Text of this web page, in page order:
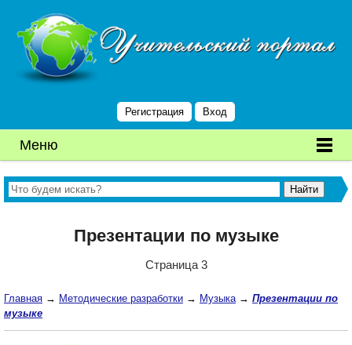
Регистрация Вход
Меню
Презентации по музыке
Страница 3
Главная → Методические разработки → Музыка→ Презентации по
музыке